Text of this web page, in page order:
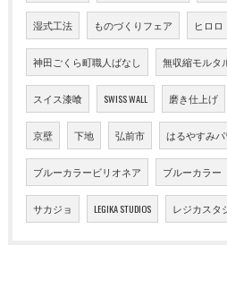
湿式工法 ものづくりフェア ヒロロ
神田ごくら町職人ばなし 無収縮モルタ
スイス漆喰 SWISS WALL 磨き仕上げ
京壁 下地 弘前市 はるやすみ
ブルーカラービリオネア ブルーカラー
サカジョ LEGIKA STUDIOS レジカスタ